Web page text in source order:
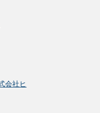
会社ヒ